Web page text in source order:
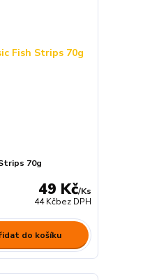
70g
49 Kč/Ks
44 Kčbez DPH
do košíku